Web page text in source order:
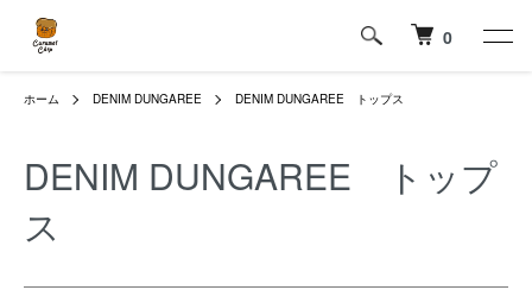
0
ホーム DENIM DUNGAREE DENIM DUNGAREE トップス
DENIM DUNGAREE トップ
ス